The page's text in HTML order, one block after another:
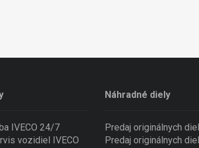
IVECO 24/7
vozidiel IVECO
Náhradné diely
Predaj originálnych
Predaj originálnych